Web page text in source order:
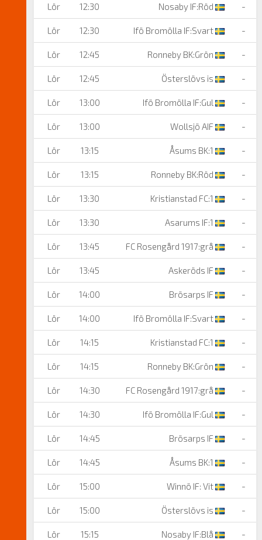
Lör 12:30 Nosaby IF:Röd -
Lör 12:30 Ifö Bromölla IF:Svart -
Lör 12:45 Ronneby BK:Grön -
Lör 12:45 Österslövs is -
Lör 13:00 Ifö Bromölla IF:Gul -
Lör 13:00 Wollsjö AIF -
Lör 13:15 Åsums BK:1 -
Lör 13:15 Ronneby BK:Röd -
Lör 13:30 Kristianstad FC:1 -
Lör 13:30 Asarums IF:1 -
Lör 13:45 FC Rosengård 1917:grå -
Lör 13:45 Askeröds IF -
Lör 14:00 Brösarps IF -
Lör 14:00 Ifö Bromölla IF:Svart -
Lör 14:15 Kristianstad FC:1 -
Lör 14:15 Ronneby BK:Grön -
Lör 14:30 FC Rosengård 1917:grå -
Lör 14:30 Ifö Bromölla IF:Gul -
Lör 14:45 Brösarps IF -
Lör 14:45 Åsums BK:1 -
Lör 15:00 Winnö IF: Vit -
Lör 15:00 Österslövs is -
Lör 15:15 Nosaby IF:Blå -